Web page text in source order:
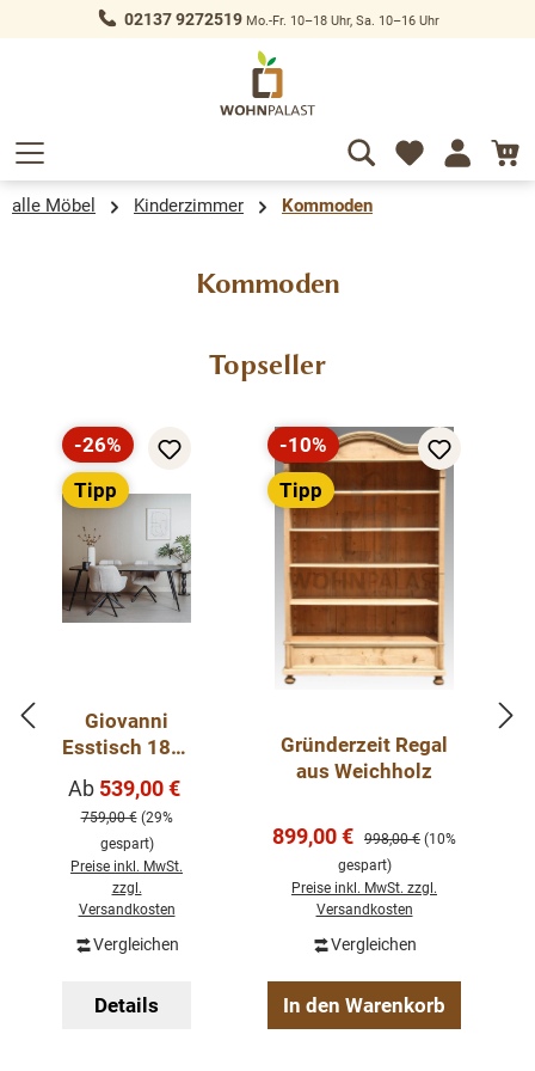
springen 02137 9272519Mo.-Fr. 10–18 Uhr, Sa. 10–16 Uhr
alle Möbel Kinderzimmer Kommoden
Kommoden
Produktgalerie überspringen
Topseller
Rabatt
-26%
Tipp
Giovanni
Esstisch 180-
Mango Holz
Metallbeine
Verkaufspreis:
Ab 539,00 €
759,00 € (29%
gespart)
Preise inkl. MwSt.
zzgl.
Versandkosten
Vergleichen
Details
Rabatt
-10%
Tipp
Gründerzeit Regal
aus Weichholz
Verkaufspreis:
899,00 € Regulärer Preis:
998,00 € (10%
gespart)
Preise inkl. MwSt. zzgl.
Versandkosten
Vergleichen
In den Warenkorb